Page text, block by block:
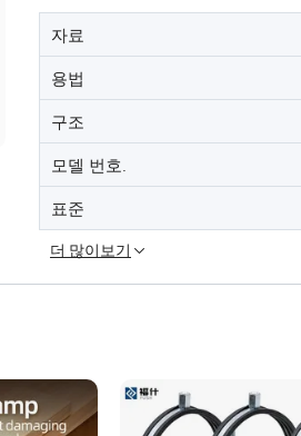
자료
용법
구조
모델 번호.
표준
더 많이보기